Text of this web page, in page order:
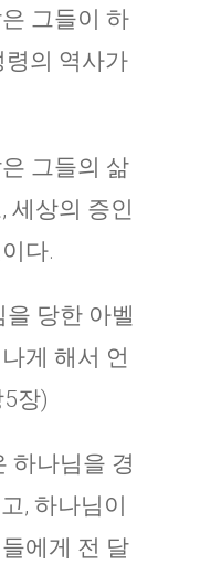
그들이 하
령의 역사가
그들의 삶
세상의 증인
다.
당한 아벨
게 해서 언
장)
하나님을 경
, 하나님이
에게 전 달